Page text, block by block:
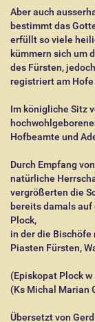
Aber auch
bestimmt das
erfüllt so viele
kümmern sich um
des Fürsten,
registriert am Hofe
Im königliche Sitz
Hofbeamte und
Durch Empfang
natürliche
vergrößerten die
bereits damals auf
Plock,
in der die
Piasten Fürsten,
(Episkopat Plock
(Ks Michal Marian
Übersetzt von